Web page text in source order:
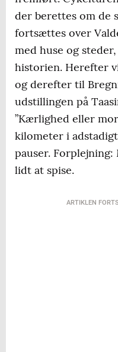
der berettes om de
fortsættes over
med huse og
historien. Herefter
og derefter til
udstillingen på
”Kærlighed eller
kilometer i
pauser.
lidt at spise.
ARTIKLEN